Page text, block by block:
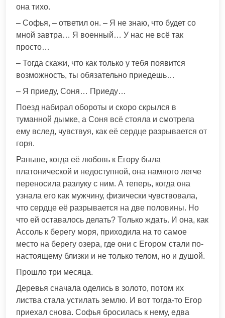
она тихо.
– Софья, – ответил он. – Я не знаю, что будет со
мной завтра… Я военный… У нас не всё так
просто…
– Тогда скажи, что как только у тебя появится
возможность, ты обязательно приедешь…
– Я приеду, Соня… Приеду…
Поезд набирал обороты и скоро скрылся в
туманной дымке, а Соня всё стояла и смотрела
ему вслед, чувствуя, как её сердце разрывается от
горя.
Раньше, когда её любовь к Егору была
платонической и недоступной, она намного легче
переносила разлуку с ним. А теперь, когда она
узнала его как мужчину, физически чувствовала,
что сердце её разрывается на две половины. Но
что ей оставалось делать? Только ждать. И она, как
Ассоль к берегу моря, приходила на то самое
место на берегу озера, где они с Егором стали по-
настоящему близки и не только телом, но и душой.
Прошло три месяца.
Деревья сначала оделись в золото, потом их
листва стала устилать землю. И вот тогда-то Егор
приехал снова. Софья бросилась к нему, едва